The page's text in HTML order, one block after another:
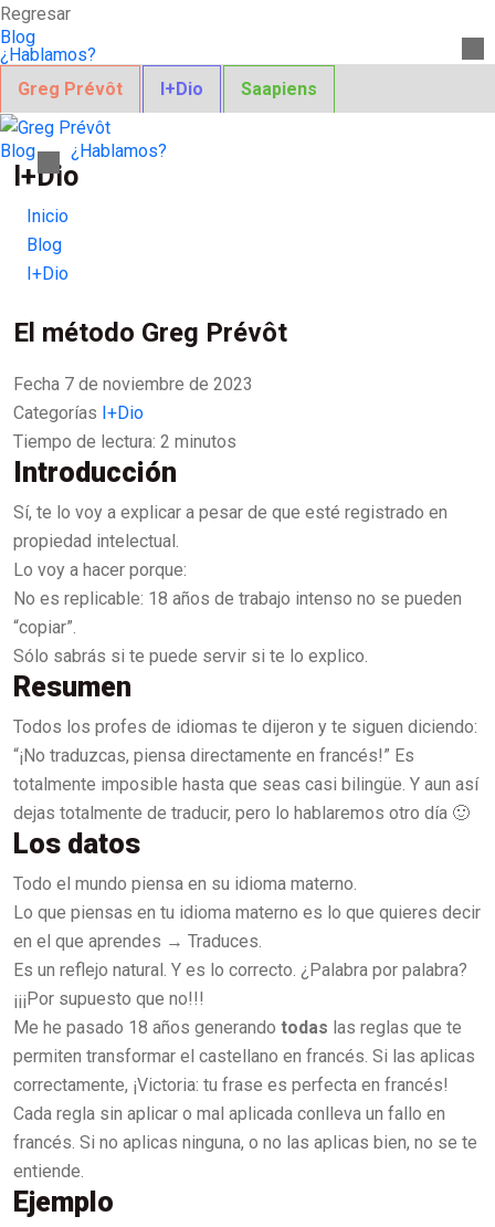
Regresar
Blog
¿Hablamos?
Greg Prévôt
I+Dio Saapiens
Blog ¿Hablamos?
I+Dio
Inicio
Blog
I+Dio
El método Greg Prévôt
Fecha 7 de noviembre de 2023
Categorías I+Dio
Tiempo de lectura: 2 minutos
Introducción
Sí, te lo voy a explicar a pesar de que esté registrado en
propiedad intelectual.
Lo voy a hacer porque:
No es replicable: 18 años de trabajo intenso no se pueden
“copiar”.
Sólo sabrás si te puede servir si te lo explico.
Resumen
Todos los profes de idiomas te dijeron y te siguen diciendo:
“¡No traduzcas, piensa directamente en francés!” Es
totalmente imposible hasta que seas casi bilingüe. Y aun así
dejas totalmente de traducir, pero lo hablaremos otro día 🙂
Los datos
Todo el mundo piensa en su idioma materno.
Lo que piensas en tu idioma materno es lo que quieres decir
en el que aprendes → Traduces.
Es un reflejo natural. Y es lo correcto. ¿Palabra por palabra?
¡¡¡Por supuesto que no!!!
Me he pasado 18 años generando todas las reglas que te
permiten transformar el castellano en francés. Si las aplicas
correctamente, ¡Victoria: tu frase es perfecta en francés!
Cada regla sin aplicar o mal aplicada conlleva un fallo en
francés. Si no aplicas ninguna, o no las aplicas bien, no se te
entiende.
Ejemplo